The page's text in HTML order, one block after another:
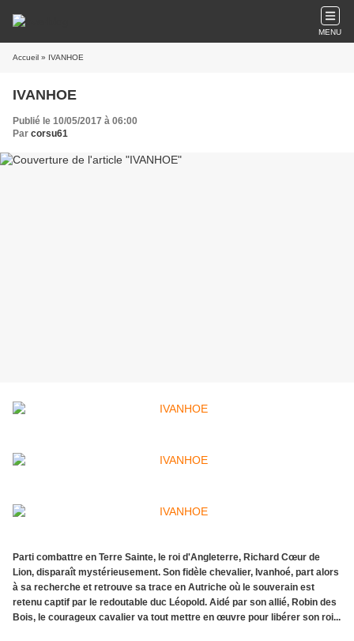
MENU
Accueil » IVANHOE
IVANHOE
Publié le 10/05/2017 à 06:00
Par corsu61
Parti combattre en Terre Sainte, le roi d'Angleterre, Richard Cœur de
Lion, disparaît mystérieusement. Son fidèle chevalier, Ivanhoé, part alors
à sa recherche et retrouve sa trace en Autriche où le souverain est
retenu captif par le redoutable duc Léopold. Aidé par son allié, Robin des
Bois, le courageux cavalier va tout mettre en œuvre pour libérer son roi...